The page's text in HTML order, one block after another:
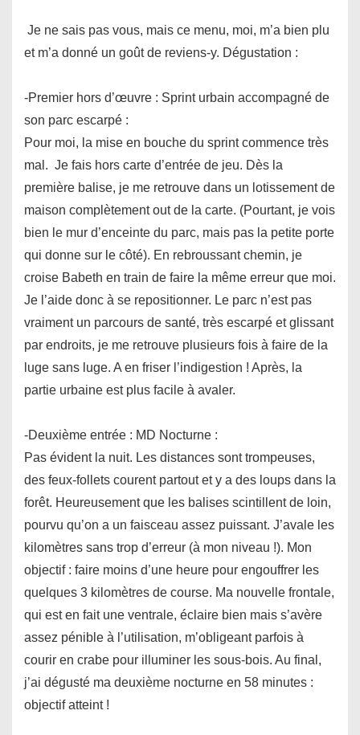
Je ne sais pas vous, mais ce menu, moi, m’a bien plu
et m’a donné un goût de reviens-y. Dégustation :
-Premier hors d’œuvre : Sprint urbain accompagné de
son parc escarpé :
Pour moi, la mise en bouche du sprint commence très
mal. Je fais hors carte d’entrée de jeu. Dès la
première balise, je me retrouve dans un lotissement de
maison complètement out de la carte. (Pourtant, je vois
bien le mur d’enceinte du parc, mais pas la petite porte
qui donne sur le côté). En rebroussant chemin, je
croise Babeth en train de faire la même erreur que moi.
Je l’aide donc à se repositionner. Le parc n’est pas
vraiment un parcours de santé, très escarpé et glissant
par endroits, je me retrouve plusieurs fois à faire de la
luge sans luge. A en friser l’indigestion ! Après, la
partie urbaine est plus facile à avaler.
-Deuxième entrée : MD Nocturne :
Pas évident la nuit. Les distances sont trompeuses,
des feux-follets courent partout et y a des loups dans la
forêt. Heureusement que les balises scintillent de loin,
pourvu qu’on a un faisceau assez puissant. J’avale les
kilomètres sans trop d’erreur (à mon niveau !). Mon
objectif : faire moins d’une heure pour engouffrer les
quelques 3 kilomètres de course. Ma nouvelle frontale,
qui est en fait une ventrale, éclaire bien mais s’avère
assez pénible à l’utilisation, m’obligeant parfois à
courir en crabe pour illuminer les sous-bois. Au final,
j’ai dégusté ma deuxième nocturne en 58 minutes :
objectif atteint !